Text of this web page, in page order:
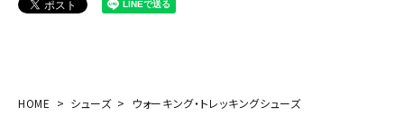
HOME シューズ
ウォーキング・トレッキングシューズ